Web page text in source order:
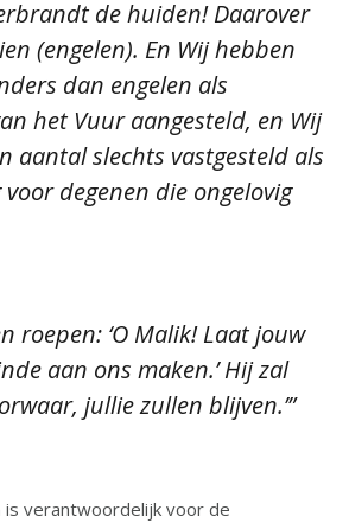
de huiden! Daarover
(engelen). En Wij hebben
dan engelen als
het Vuur aangesteld, en Wij
aantal slechts vastgesteld als
degenen die ongelovig
roepen: ‘O Malik! Laat jouw
aan ons maken.’ Hij zal
jullie zullen blijven.’”
is verantwoordelijk voor de